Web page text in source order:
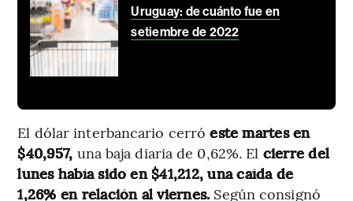
Uruguay: de cuánto fue en
setiembre de 2022
El dólar interbancario cerróeste martes en
$40,957, una baja diaria de 0,62%. El cierre del
lunes había sido en $41,212, una caída de
1,26% en relación al viernes. Según consignó